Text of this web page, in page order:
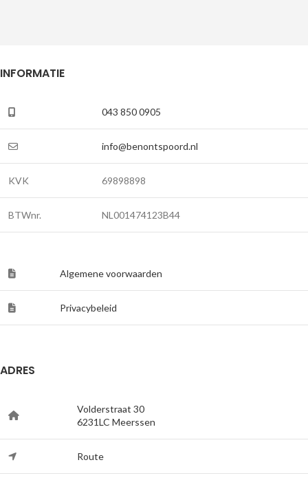
INFORMATIE
043 850 0905
info@benontspoord.nl
KVK 69898898
BTWnr. NL001474123B44
Algemene voorwaarden
Privacybeleid
ADRES
Volderstraat 30
6231LC Meerssen
Route